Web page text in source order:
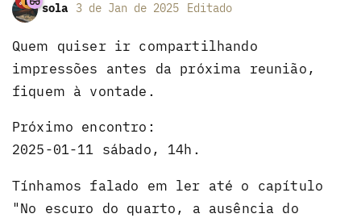
sola 3 de Jan de 2025 Editado
Quem quiser ir compartilhando
impressões antes da próxima reunião,
fiquem à vontade.
Próximo encontro:
2025-01-11 sábado, 14h.
Tínhamos falado em ler até o capítulo
"No escuro do quarto, a ausência do